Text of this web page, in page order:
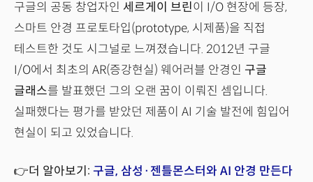
구글의 공동 창업자인 세르게이 브린이 I/O 현장에 등장,
스마트 안경 프로토타입(prototype, 시제품)을 직접
테스트한 것도 시그널로 느껴졌습니다. 2012년 구글
I/O에서 최초의 AR(증강현실) 웨어러블 안경인 구글
글래스를 발표했던 그의 오랜 꿈이 이뤄진 셈입니다.
실패했다는 평가를 받았던 제품이 AI 기술 발전에 힘입어
현실이 되고 있었습니다.
👉더 알아보기: 구글, 삼성·젠틀몬스터와 AI 안경 만든다